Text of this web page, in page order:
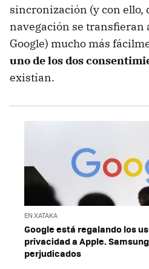
sincronización (y con ello,
navegación se transfieran
Google) mucho más
uno de los dos
existían.
EN XATAKA
Google está regalando los
privacidad a Apple.
perjudicados